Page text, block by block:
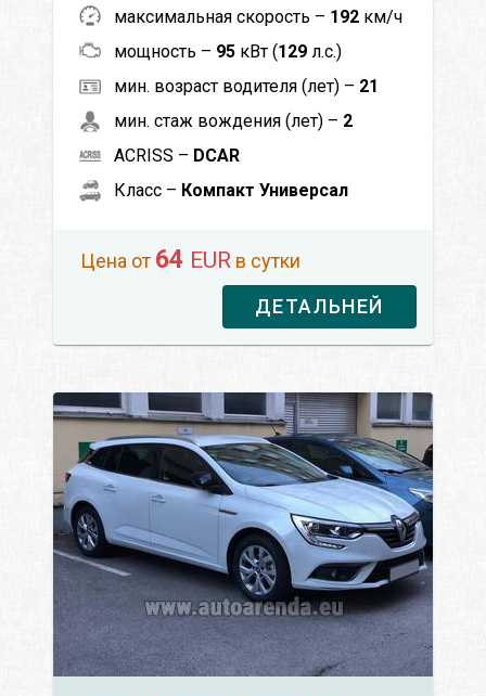
максимальная скорость – 192 км/ч
мощность – 95 кВт (129 л.с.)
мин. возраст водителя (лет) – 21
мин. стаж вождения (лет) – 2
ACRISS – DCAR
Класс – Компакт Универсал
Цена от 64 EUR в сутки
ДЕТАЛЬНЕЙ